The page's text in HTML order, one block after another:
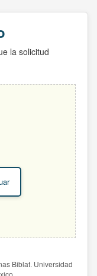
la solicitud
Biblat. Universidad